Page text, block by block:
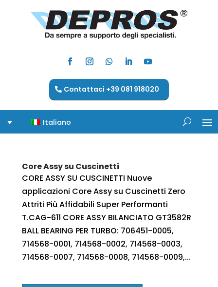
Contattaci +39 081 918020
Italiano
Core Assy su Cuscinetti
CORE ASSY SU CUSCINETTI Nuove
applicazioni Core Assy su Cuscinetti Zero
Attriti Più Affidabili Super Performanti
T.CAG-611 CORE ASSY BILANCIATO GT3582R
BALL BEARING PER TURBO: 706451-0005,
714568-0001, 714568-0002, 714568-0003,
714568-0007, 714568-0008, 714568-0009,...